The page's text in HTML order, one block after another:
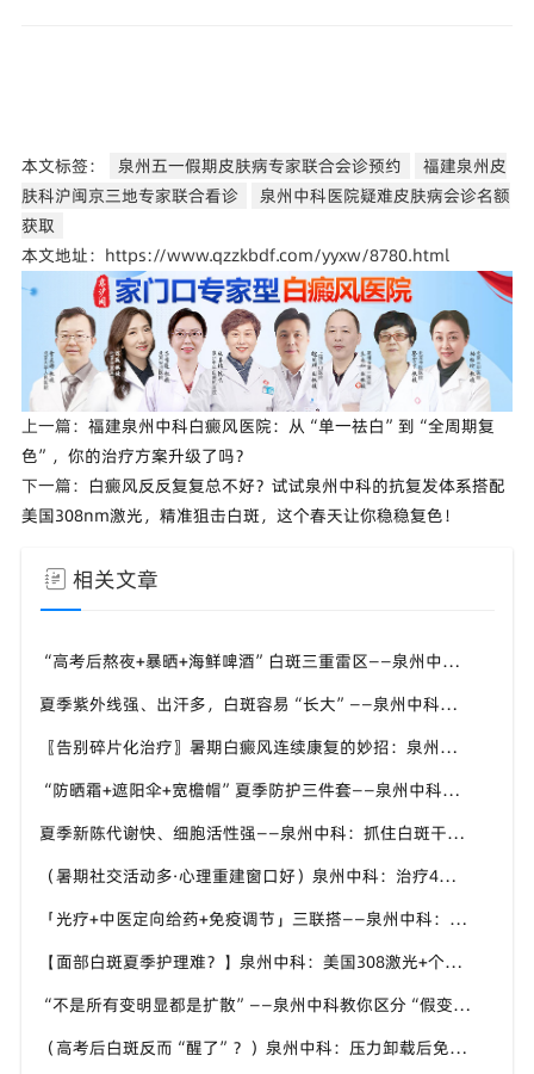
本文标签： 泉州五一假期皮肤病专家联合会诊预约
福建泉州皮
肤科沪闽京三地专家联合看诊
泉州中科医院疑难皮肤病会诊名额
获取
本文地址：https://www.qzzkbdf.com/yyxw/8780.html
上一篇： 福建泉州中科白癜风医院：从“单一祛白”到“全周期复
色”，你的治疗方案升级了吗？
下一篇： 白癜风反反复复总不好？试试泉州中科的抗复发体系搭配
美国308nm激光，精准狙击白斑，这个春天让你稳稳复色！
相关文章
“高考后熬夜+暴晒+海鲜啤酒”白斑三重雷区——泉州中科张喜艳医生：暑假这两个月管好了，九月入学才安心
夏季紫外线强、出汗多，白斑容易“长大”——泉州中科：进展期先控斑、稳定期再促复色
〖告别碎片化治疗〗暑期白癜风连续康复的妙招：泉州中科倡导“封育养息”体系
“防晒霜+遮阳伞+宽檐帽”夏季防护三件套——泉州中科：白斑区优先选物理防晒，温和不致敏
夏季新陈代谢快、细胞活性强——泉州中科：抓住白斑干预“加速窗口”，别让复色机会溜走
（暑期社交活动多·心理重建窗口好）泉州中科：治疗4到6周出现色素岛，孩子的自信先回来
「光疗+中医定向给药+免疫调节」三联搭——泉州中科：三伏期间把中医外治比重往上提
【面部白斑夏季护理难？】泉州中科：美国308激光+个性化方案，精准靶向不复色“盲区”
“不是所有变明显都是扩散”——泉州中科教你区分“假变化”与真进展
（高考后白斑反而“醒了”？）泉州中科：压力卸载后免疫波动正常，及时干预别慌